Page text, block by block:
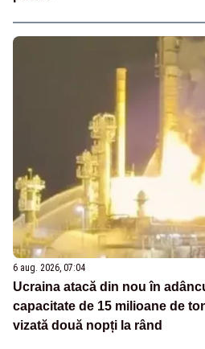
6 aug. 2026, 07:04
Ucraina atacă din nou în
capacitate de 15 milioane de
vizată două nopți la rând